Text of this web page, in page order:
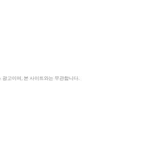
고이며, 본 사이트와는 무관합니다.